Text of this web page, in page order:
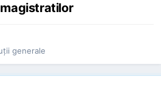
generale